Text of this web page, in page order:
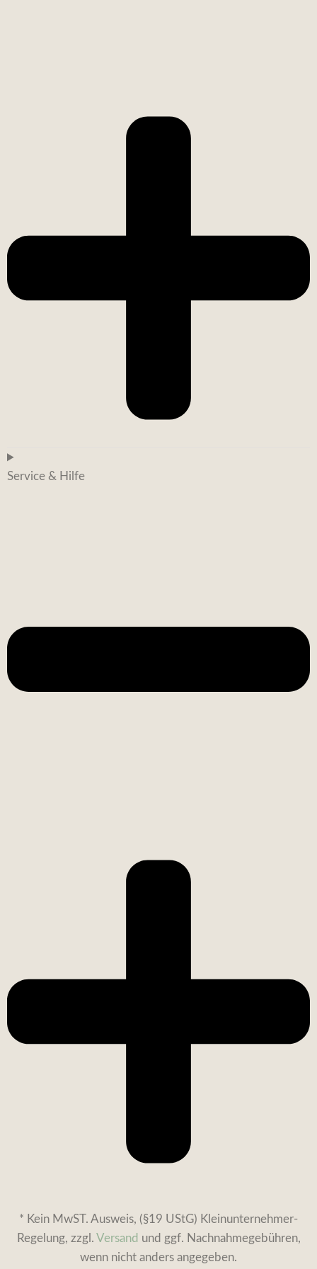
Service & Hilfe
* Kein MwST. Ausweis, (§19 UStG) Kleinunternehmer-
Regelung, zzgl. Versand und ggf. Nachnahmegebühren,
wenn nicht anders angegeben.